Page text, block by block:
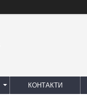
КОНТАКТИ